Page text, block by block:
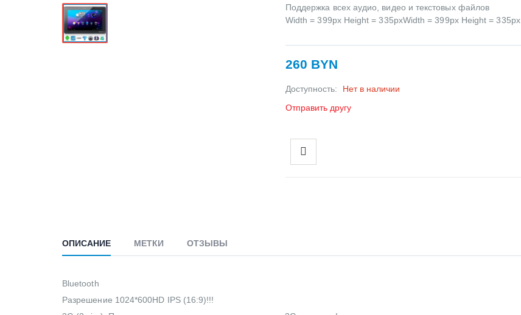
Поддержка всех аудио, видео и текстовых файлов
Width = 399px Height = 335pxWidth = 399px Height = 335px
260 BYN
Доступность:
Нет в наличии
Отправить другу
ОПИСАНИЕ МЕТКИ ОТЗЫВЫ
Bluetooth
Разрешение 1024*600HD IPS (16:9)!!!